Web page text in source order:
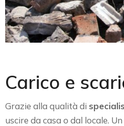
Carico e
Grazie alla qualità di
uscire da casa o dal locale.